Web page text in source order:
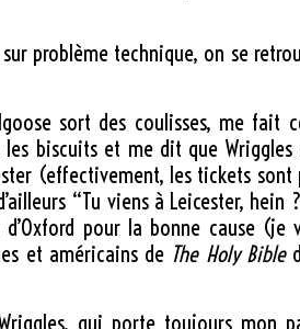
problème technique, on se
sort des coulisses, me fait
biscuits et me dit que Wriggles
(effectivement, les tickets
“Tu viens à Leicester, hein
pour la bonne cause (je
et américains de The Holy Bible
qui porte toujours mon